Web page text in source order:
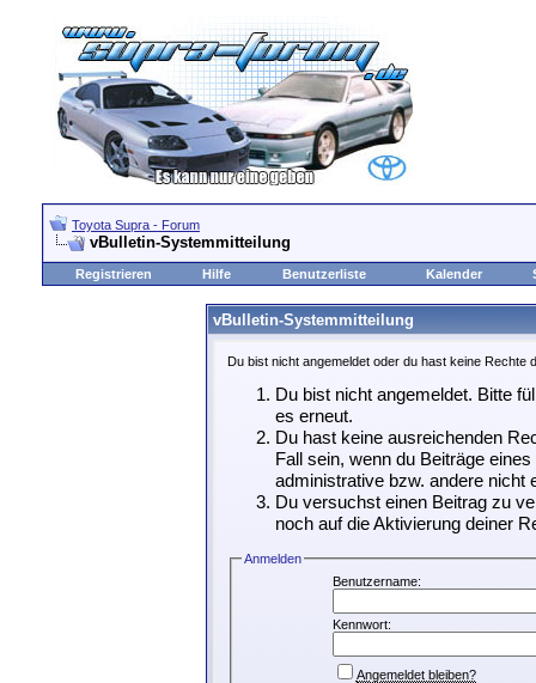
Toyota Supra - Forum
vBulletin-Systemmitteilung
Registrieren Hilfe Benutzerliste Kalender
vBulletin-Systemmitteilung
Du bist nicht angemeldet oder du hast keine Rechte
Du bist nicht angemeldet. Bitte
es erneut.
Du hast keine ausreichenden
Fall sein, wenn du Beiträge
administrative bzw. andere nicht
Du versuchst einen Beitrag zu
noch auf die Aktivierung deiner
Anmelden
Benutzername:
Kennwort:
Angemeldet bleiben?